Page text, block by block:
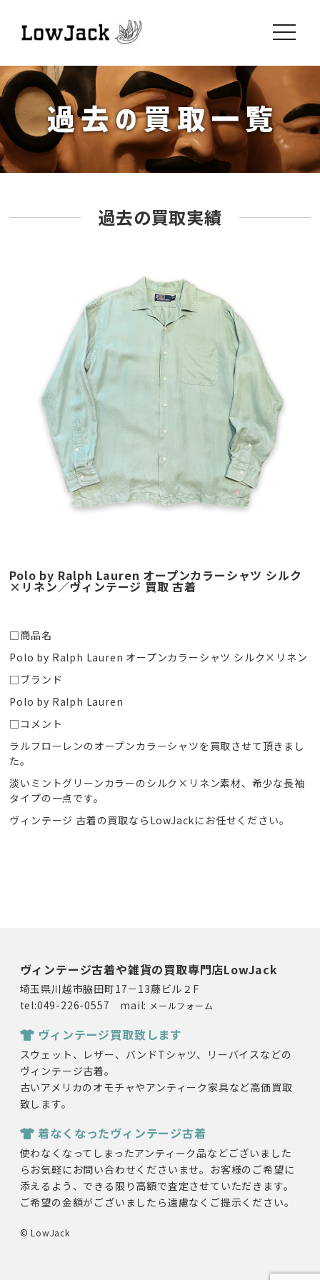
toggle
過去の買取実績
Polo by Ralph Lauren オープンカラーシャツ シルク
×リネン／ヴィンテージ 買取 古着
□商品名
Polo by Ralph Lauren オープンカラーシャツ シルク×リネン
□ブランド
Polo by Ralph Lauren
□コメント
ラルフローレンのオープンカラーシャツを買取させて頂きまし
た。
淡いミントグリーンカラーのシルク×リネン素材、希少な長袖
タイプの一点です。
ヴィンテージ 古着の買取ならLowJackにお任せください。
ヴィンテージ古着や雑貨の買取専門店LowJack
埼玉県川越市脇田町17－13藤ビル２F
tel:049-226-0557 mail: メールフォーム
ヴィンテージ買取致します
スウェット、レザー、バンドTシャツ、リーバイスなどの
ヴィンテージ古着。
古いアメリカのオモチャやアンティーク家具など高価買取
致します。
着なくなったヴィンテージ古着
使わなくなってしまったアンティーク品などございました
らお気軽にお問い合わせくださいませ。お客様のご希望に
添えるよう、できる限り高額で査定させていただきます。
ご希望の金額がございましたら遠慮なくご提示ください。
© LowJack